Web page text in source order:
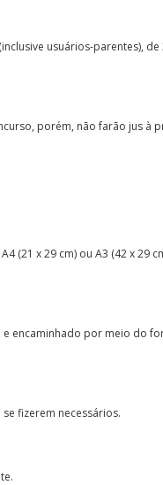
usuários-parentes),
porém, não farão jus à
(21 x 29 cm) ou A3 (42 x 29
encaminhado por meio do
fizerem necessários.